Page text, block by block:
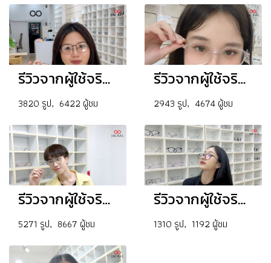
รีวิวจากผู้ใช้จริง❤️❤️❤️
3820 รูป, 6422 ผู้ชม
รีวิวจากผู้ใช้จริง❤️❤️
2943 รูป, 4674 ผู้ชม
รีวิวจากผู้ใช้จริง❤️
5271 รูป, 8667 ผู้ชม
รีวิวจากผู้ใช้จริง❤️❤️❤️❤️
1310 รูป, 1192 ผู้ชม